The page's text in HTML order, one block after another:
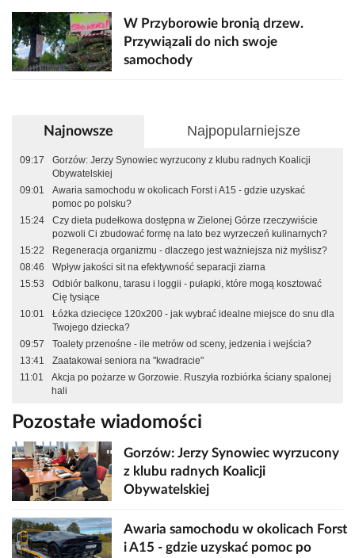
W Przyborowie bronią drzew.
Przywiązali do nich swoje
samochody
Najnowsze Najpopularniejsze
09:17
Gorzów: Jerzy Synowiec wyrzucony z klubu radnych Koalicji
Obywatelskiej
09:01
Awaria samochodu w okolicach Forst i A15 - gdzie uzyskać
pomoc po polsku?
15:24
Czy dieta pudełkowa dostępna w Zielonej Górze rzeczywiście
pozwoli Ci zbudować formę na lato bez wyrzeczeń kulinarnych?
15:22
Regeneracja organizmu - dlaczego jest ważniejsza niż myślisz?
08:46
Wpływ jakości sit na efektywność separacji ziarna
15:53
Odbiór balkonu, tarasu i loggii - pułapki, które mogą kosztować
Cię tysiące
10:01
Łóżka dziecięce 120x200 - jak wybrać idealne miejsce do snu dla
Twojego dziecka?
09:57
Toalety przenośne - ile metrów od sceny, jedzenia i wejścia?
13:41
Zaatakował seniora na "kwadracie"
11:01
Akcja po pożarze w Gorzowie. Ruszyła rozbiórka ściany spalonej
hali
Pozostałe wiadomości
Gorzów: Jerzy Synowiec wyrzucony
z klubu radnych Koalicji
Obywatelskiej
Awaria samochodu w okolicach Forst
i A15 - gdzie uzyskać pomoc po